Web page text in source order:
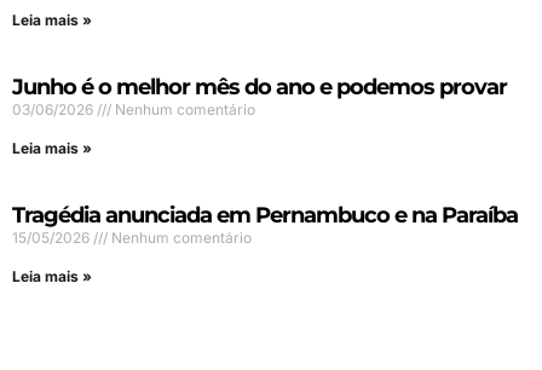
Leia mais »
Junho é o melhor mês do ano e podemos provar
03/06/2026 Nenhum comentário
Leia mais »
Tragédia anunciada em Pernambuco e na Paraíba
15/05/2026 Nenhum comentário
Leia mais »